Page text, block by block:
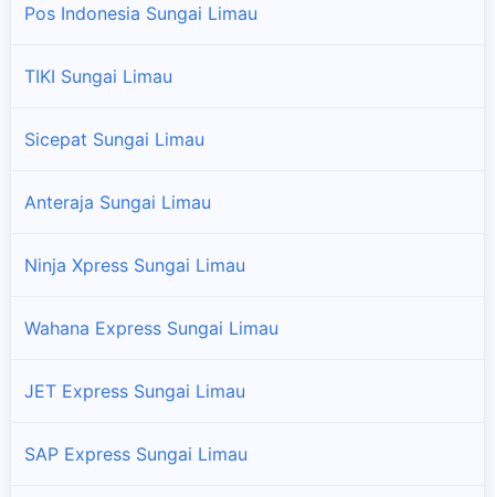
Pos Indonesia Sungai Limau
TIKI Sungai Limau
Sicepat Sungai Limau
Anteraja Sungai Limau
Ninja Xpress Sungai Limau
Wahana Express Sungai Limau
JET Express Sungai Limau
SAP Express Sungai Limau